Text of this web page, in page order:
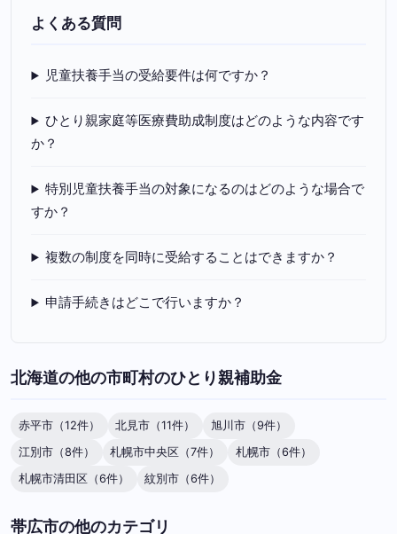
よくある質問
児童扶養手当の受給要件は何ですか？
ひとり親家庭等医療費助成制度はどのような内容です
か？
特別児童扶養手当の対象になるのはどのような場合で
すか？
複数の制度を同時に受給することはできますか？
申請手続きはどこで行いますか？
北海道の他の市町村のひとり親補助金
赤平市（12件） 北見市（11件）
旭川市（9件）
江別市（8件）
札幌市中央区（7件）
札幌市（6件）
札幌市清田区（6件）
紋別市（6件）
帯広市の他のカテゴリ